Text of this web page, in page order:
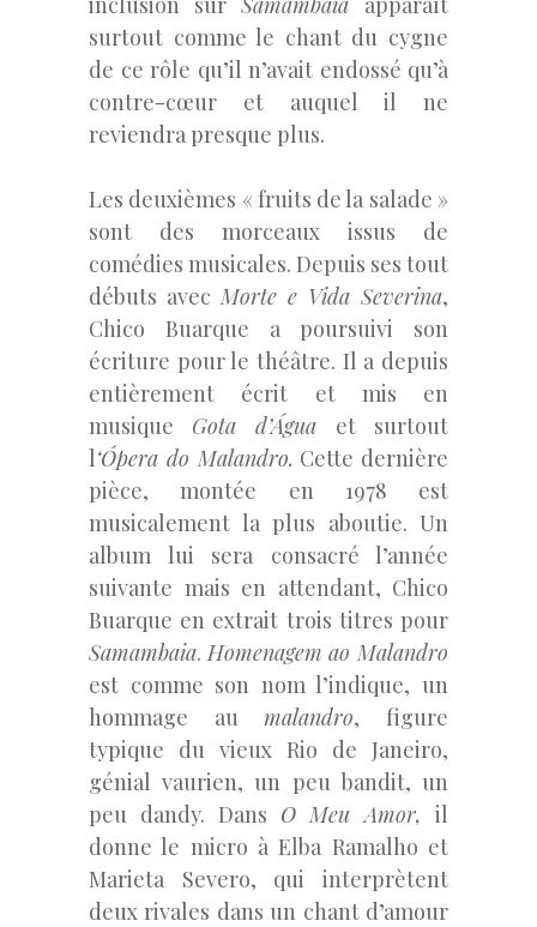
surtout comme le chant du cygne
de ce rôle qu’il n’avait endossé qu’à
contre-cœur et auquel il ne
reviendra presque plus.
Les deuxièmes « fruits de la salade »
sont des morceaux issus de
comédies musicales. Depuis ses tout
débuts avecMorte e Vida Severina,
Chico Buarque a poursuivi son
écriture pour le théâtre. Il a depuis
entièrement écrit et mis en
musique Gota d’Água et surtout
l‘Ópera do Malandro. Cette dernière
pièce, montée en 1978 est
musicalement la plus aboutie. Un
album lui sera consacré l’année
suivante mais en attendant, Chico
Buarque en extrait trois titres pour
Samambaia.Homenagem ao Malandro
est comme son nom l’indique, un
hommage aumalandro, figure
typique du vieux Rio de Janeiro,
génial vaurien, un peu bandit, un
peu dandy. Dans O Meu Amor, il
donne le micro à Elba Ramalho et
Marieta Severo, qui interprètent
deux rivales dans un chant d’amour